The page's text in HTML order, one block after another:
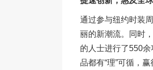
通过参与纽约时装
丽的新潮流。同时
的人士进行了550
品都有“理”可循，